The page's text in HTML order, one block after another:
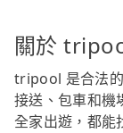
關於
tripool 是合法
接送、包車和機
全家出遊，都能